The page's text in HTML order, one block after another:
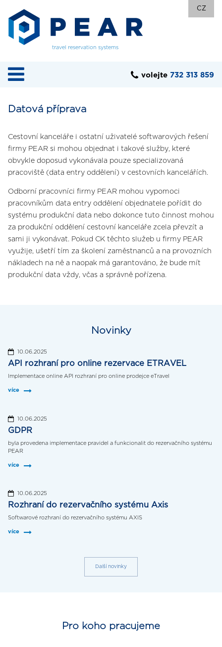
travel reservation systems
CZ
volejte 732 313 859
Datová příprava
Cestovní kanceláře i ostatní uživatelé softwarových řešení
firmy PEAR si mohou objednat i takové služby, které
obvykle doposud vykonávala pouze specializovaná
pracoviště (data entry oddělení) v cestovních kancelářích.
Odborní pracovníci firmy PEAR mohou vypomoci
pracovníkům data entry oddělení objednatele pořídit do
systému produkční data nebo dokonce tuto činnost mohou
za produkční oddělení cestovní kanceláře zcela převzít a
sami ji vykonávat. Pokud CK těchto služeb u firmy PEAR
využije, ušetří tím za školení zaměstnanců a na provozních
nákladech na ně a naopak má garantováno, že bude mít
produkční data vždy, včas a správně pořízena.
Novinky
10.06.2025
API rozhraní pro online rezervace ETRAVEL
Implementace online API rozhraní pro online prodejce eTravel
více
10.06.2025
GDPR
byla provedena implementace pravidel a funkcionalit do rezervačního systému
PEAR
více
10.06.2025
Rozhraní do rezervačního systému Axis
Softwarové rozhraní do rezervačního systému AXIS
více
Další novinky
Pro koho pracujeme